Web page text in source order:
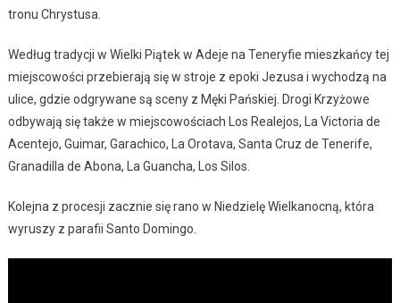
tronu Chrystusa.
Według tradycji w Wielki Piątek w Adeje na Teneryfie mieszkańcy tej
miejscowości przebierają się w stroje z epoki Jezusa i wychodzą na
ulice, gdzie odgrywane są sceny z Męki Pańskiej. Drogi Krzyżowe
odbywają się także w miejscowościach Los Realejos, La Victoria de
Acentejo, Guimar, Garachico, La Orotava, Santa Cruz de Tenerife,
Granadilla de Abona, La Guancha, Los Silos.
Kolejna z procesji zacznie się rano w Niedzielę Wielkanocną, która
wyruszy z parafii Santo Domingo.